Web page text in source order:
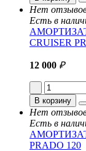
Нет
Есть в
CRUISER
12 000 ₽
В корзину
Нет
Есть в
PRADO 120